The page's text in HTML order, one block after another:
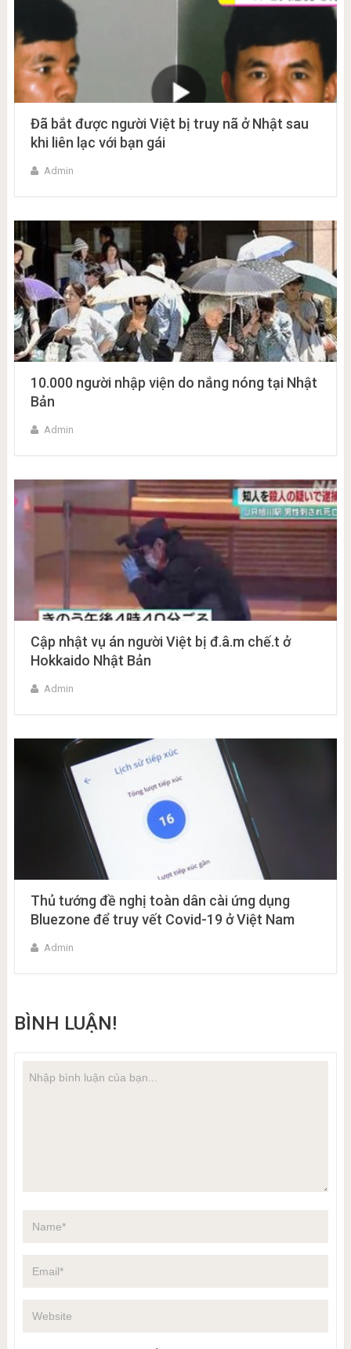
Đã bắt được người Việt bị truy nã ở Nhật sau
khi liên lạc với bạn gái
Admin
10.000 người nhập viện do nắng nóng tại Nhật
Bản
Admin
Cập nhật vụ án người Việt bị đ.â.m chế.t ở
Hokkaido Nhật Bản
Admin
Thủ tướng đề nghị toàn dân cài ứng dụng
Bluezone để truy vết Covid-19 ở Việt Nam
Admin
BÌNH LUẬN!